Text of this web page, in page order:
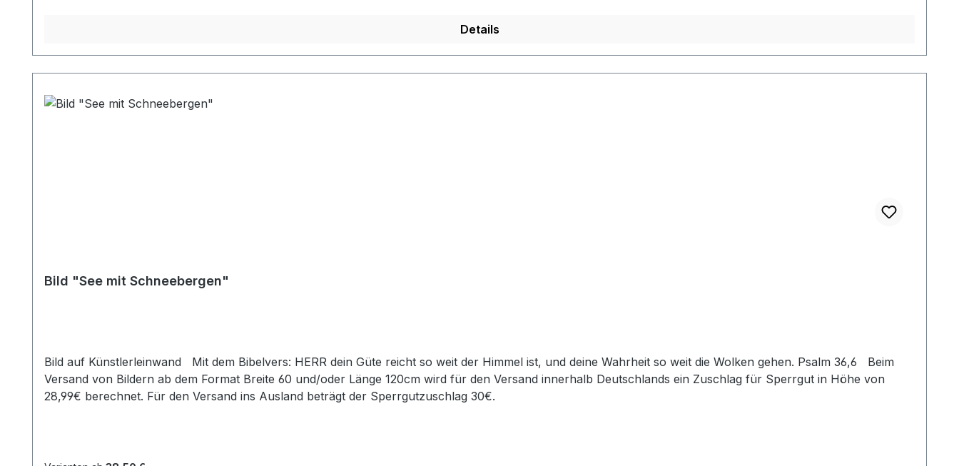
Details
Bild "See mit Schneebergen"
Bild auf Künstlerleinwand Mit dem Bibelvers: HERR dein Güte reicht so weit der Himmel ist, und deine Wahrheit so weit die Wolken gehen. Psalm 36,6 Beim
Versand von Bildern ab dem Format Breite 60 und/oder Länge 120cm wird für den Versand innerhalb Deutschlands ein Zuschlag für Sperrgut in Höhe von
28,99€ berechnet. Für den Versand ins Ausland beträgt der Sperrgutzuschlag 30€.